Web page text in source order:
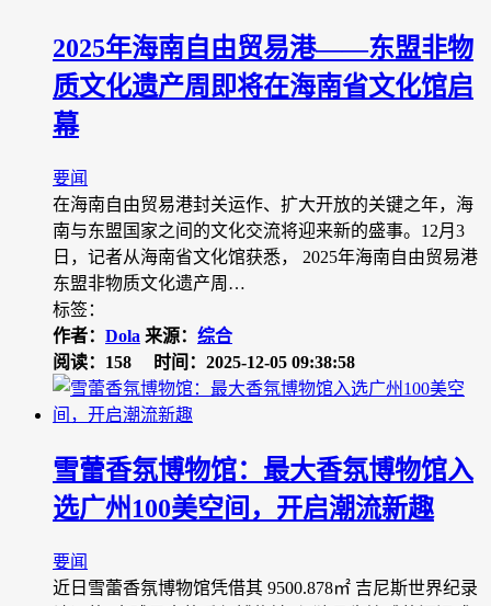
2025年海南自由贸易港——东盟非物
质文化遗产周即将在海南省文化馆启
幕
要闻
在海南自由贸易港封关运作、扩大开放的关键之年，海
南与东盟国家之间的文化交流将迎来新的盛事。12月3
日，记者从海南省文化馆获悉， 2025年海南自由贸易港
东盟非物质文化遗产周…
标签：
作者： Dola 来源： 综合
阅读：158
时间：2025-12-05 09:38:58
雪蕾香氛博物馆：最大香氛博物馆入
选广州100美空间，开启潮流新趣
要闻
近日雪蕾香氛博物馆凭借其 9500.878㎡ 吉尼斯世界纪录